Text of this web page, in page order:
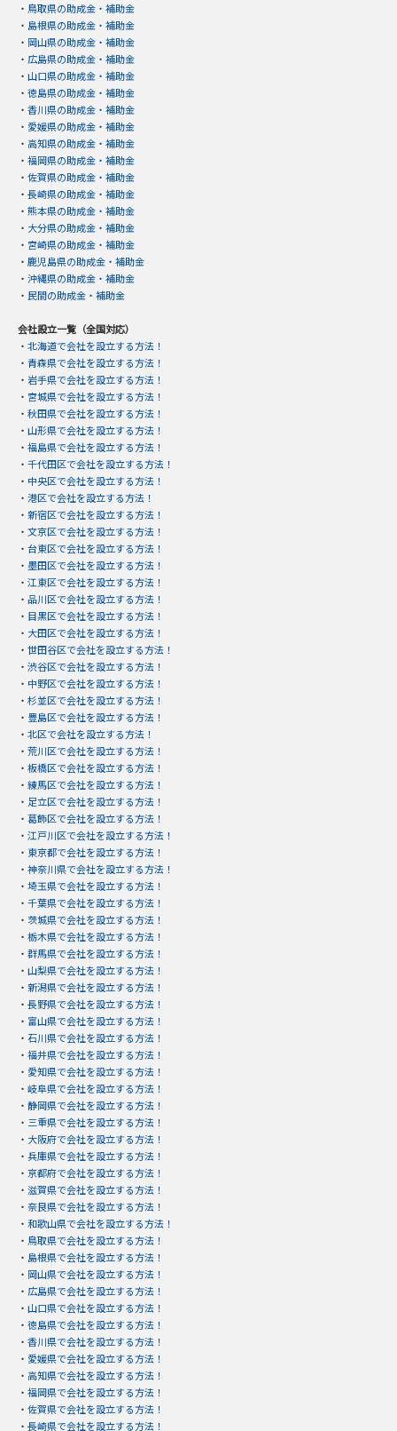
・ 鳥取県の助成金・補助金
・ 島根県の助成金・補助金
・ 岡山県の助成金・補助金
・ 広島県の助成金・補助金
・ 山口県の助成金・補助金
・ 徳島県の助成金・補助金
・ 香川県の助成金・補助金
・ 愛媛県の助成金・補助金
・ 高知県の助成金・補助金
・ 福岡県の助成金・補助金
・ 佐賀県の助成金・補助金
・ 長崎県の助成金・補助金
・ 熊本県の助成金・補助金
・ 大分県の助成金・補助金
・ 宮崎県の助成金・補助金
・ 鹿児島県の助成金・補助金
・ 沖縄県の助成金・補助金
・ 民間の助成金・補助金
会社設立一覧（全国対応）
・ 北海道で会社を設立する方法！
・ 青森県で会社を設立する方法！
・ 岩手県で会社を設立する方法！
・ 宮城県で会社を設立する方法！
・ 秋田県で会社を設立する方法！
・ 山形県で会社を設立する方法！
・ 福島県で会社を設立する方法！
・ 千代田区で会社を設立する方法！
・ 中央区で会社を設立する方法！
・ 港区で会社を設立する方法！
・ 新宿区で会社を設立する方法！
・ 文京区で会社を設立する方法！
・ 台東区で会社を設立する方法！
・ 墨田区で会社を設立する方法！
・ 江東区で会社を設立する方法！
・ 品川区で会社を設立する方法！
・ 目黒区で会社を設立する方法！
・ 大田区で会社を設立する方法！
・ 世田谷区で会社を設立する方法！
・ 渋谷区で会社を設立する方法！
・ 中野区で会社を設立する方法！
・ 杉並区で会社を設立する方法！
・ 豊島区で会社を設立する方法！
・ 北区で会社を設立する方法！
・ 荒川区で会社を設立する方法！
・ 板橋区で会社を設立する方法！
・ 練馬区で会社を設立する方法！
・ 足立区で会社を設立する方法！
・ 葛飾区で会社を設立する方法！
・ 江戸川区で会社を設立する方法！
・ 東京都で会社を設立する方法！
・ 神奈川県で会社を設立する方法！
・ 埼玉県で会社を設立する方法！
・ 千葉県で会社を設立する方法！
・ 茨城県で会社を設立する方法！
・ 栃木県で会社を設立する方法！
・ 群馬県で会社を設立する方法！
・ 山梨県で会社を設立する方法！
・ 新潟県で会社を設立する方法！
・ 長野県で会社を設立する方法！
・ 富山県で会社を設立する方法！
・ 石川県で会社を設立する方法！
・ 福井県で会社を設立する方法！
・ 愛知県で会社を設立する方法！
・ 岐阜県で会社を設立する方法！
・ 静岡県で会社を設立する方法！
・ 三重県で会社を設立する方法！
・ 大阪府で会社を設立する方法！
・ 兵庫県で会社を設立する方法！
・ 京都府で会社を設立する方法！
・ 滋賀県で会社を設立する方法！
・ 奈良県で会社を設立する方法！
・ 和歌山県で会社を設立する方法！
・ 鳥取県で会社を設立する方法！
・ 島根県で会社を設立する方法！
・ 岡山県で会社を設立する方法！
・ 広島県で会社を設立する方法！
・ 山口県で会社を設立する方法！
・ 徳島県で会社を設立する方法！
・ 香川県で会社を設立する方法！
・ 愛媛県で会社を設立する方法！
・ 高知県で会社を設立する方法！
・ 福岡県で会社を設立する方法！
・ 佐賀県で会社を設立する方法！
・ 長崎県で会社を設立する方法！